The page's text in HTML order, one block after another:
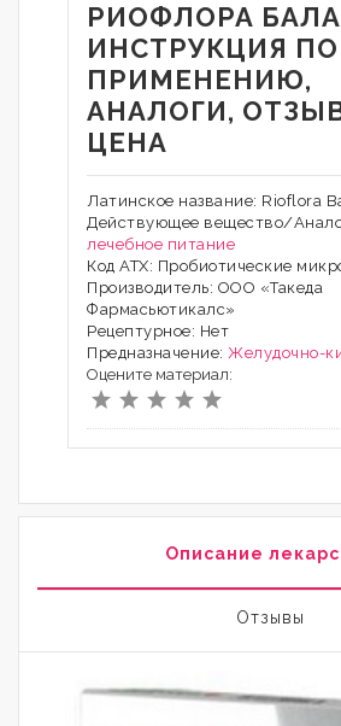
РИОФЛОРА
ИНСТРУКЦИЯ ПО
ПРИМЕНЕНИЮ,
АНАЛОГИ,
ЦЕНА
Латинское название: Rioflora
Действующее вещество/
лечебное питание
Код АТХ: Пробиотические
Производитель: ООО «Такеда
Фармасьютикалс»
Рецептурное: Нет
Предназначение: Желудочно-
Оцените материал:
Описание
Отзывы